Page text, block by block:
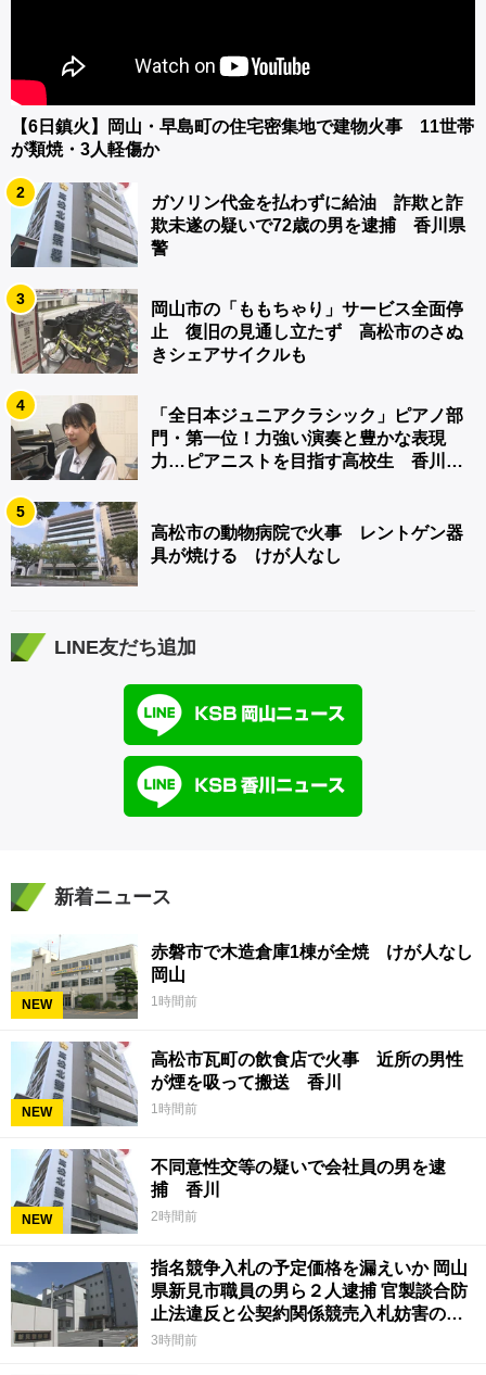
【6日鎮火】岡山・早島町の住宅密集地で建物火事 11世帯
が類焼・3人軽傷か
2
ガソリン代金を払わずに給油 詐欺と詐
欺未遂の疑いで72歳の男を逮捕 香川県
警
3
岡山市の「ももちゃり」サービス全面停
止 復旧の見通し立たず 高松市のさぬ
きシェアサイクルも
4
「全日本ジュニアクラシック」ピアノ部
門・第一位！力強い演奏と豊かな表現
力…ピアニストを目指す高校生 香川
5
高松市の動物病院で火事 レントゲン器
具が焼ける けが人なし
LINE友だち追加
新着ニュース
NEW
赤磐市で木造倉庫1棟が全焼 けが人なし
岡山
1時間前
NEW
高松市瓦町の飲食店で火事 近所の男性
が煙を吸って搬送 香川
1時間前
NEW
不同意性交等の疑いで会社員の男を逮
捕 香川
2時間前
指名競争入札の予定価格を漏えいか 岡山
県新見市職員の男ら２人逮捕 官製談合防
止法違反と公契約関係競売入札妨害の疑
い
3時間前